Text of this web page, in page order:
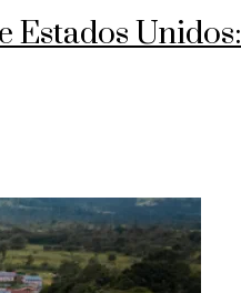
Estados Unidos: